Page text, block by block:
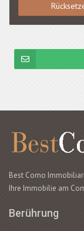
Best Como
Ihre Immobilie am
Berührung